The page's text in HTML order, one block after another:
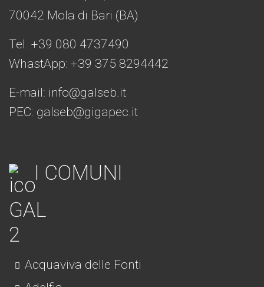
70042 Mola di Bari (BA)
Tel. +39 080 4737490
WhastApp: +39 375 8294442
E-mail: info@galseb.it
PEC: galseb@gigapec.it
I COMUNI
Acquaviva delle Fonti